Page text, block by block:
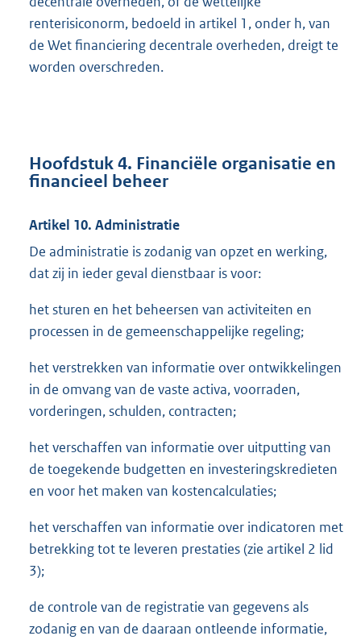
renterisiconorm, bedoeld in artikel 1, onder h, van
de Wet financiering decentrale overheden, dreigt te
worden overschreden.
Hoofdstuk 4. Financiële organisatie en
financieel beheer
Artikel 10. Administratie
De administratie is zodanig van opzet en werking,
dat zij in ieder geval dienstbaar is voor:
het sturen en het beheersen van activiteiten en
processen in de gemeenschappelijke regeling;
het verstrekken van informatie over ontwikkelingen
in de omvang van de vaste activa, voorraden,
vorderingen, schulden, contracten;
het verschaffen van informatie over uitputting van
de toegekende budgetten en investeringskredieten
en voor het maken van kostencalculaties;
het verschaffen van informatie over indicatoren met
betrekking tot te leveren prestaties (zie artikel 2 lid
3);
de controle van de registratie van gegevens als
zodanig en van de daaraan ontleende informatie,